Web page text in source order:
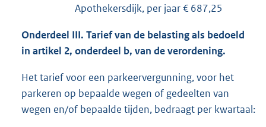
Apothekersdijk, per jaar € 687,25
Onderdeel III. Tarief van de belasting als bedoeld
in artikel 2, onderdeel b, van de verordening.
Het tarief voor een parkeervergunning, voor het
parkeren op bepaalde wegen of gedeelten van
wegen en/of bepaalde tijden, bedraagt per kwartaal: